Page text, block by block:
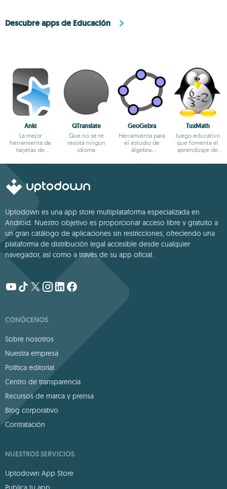
Descubre apps de Educación
Anki
La mejor
herramienta de
tarjetas de
QTranslate
Que no se te
resista ningún
idioma
GeoGebra
Herramienta para
el estudio de
álgebra,
cálculo
TuxMath
Juego educativo
que fomenta el
aprendizaje de
Uptodown es una app store multiplataforma especializada en
Android. Nuestro objetivo es proporcionar acceso libre y gratuito a
un gran catálogo de aplicaciones sin restricciones, ofreciendo una
plataforma de distribución legal accesible desde cualquier
navegador, así como a través de su app oficial.
CONÓCENOS
Sobre nosotros
Nuestra empresa
Política editorial
Centro de transparencia
Recursos de marca y prensa
Blog corporativo
Contratación
NUESTROS SERVICIOS
Uptodown App Store